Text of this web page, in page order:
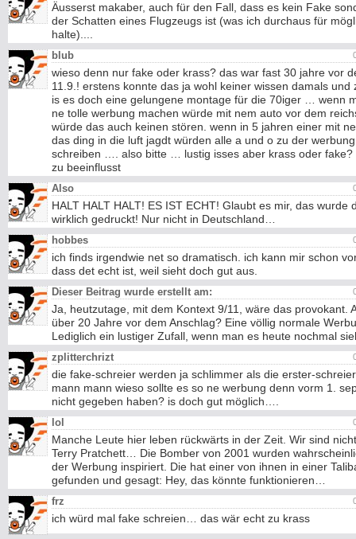
Äusserst makaber, auch für den Fall, dass es kein Fake
der Schatten eines Flugzeugs ist (was ich durchaus für
halte)....
blub
wieso denn nur fake oder krass? das war fast 30 jahre vor
11.9.! erstens konnte das ja wohl keiner wissen damals und
is es doch eine gelungene montage für die 70iger … wenn
ne tolle werbung machen würde mit nem auto vor dem
würde das auch keinen stören. wenn in 5 jahren einer mit
das ding in die luft jagdt würden alle a und o zu der werbung
schreiben …. also bitte … lustig isses aber krass oder fake?
zu beeinflusst
Also
HALT HALT HALT! ES IST ECHT! Glaubt es mir, das wurde
wirklich gedruckt! Nur nicht in Deutschland…
hobbes
ich finds irgendwie net so dramatisch. ich kann mir schon
dass det echt ist, weil sieht doch gut aus.
Dieser Beitrag wurde erstellt am:
Ja, heutzutage, mit dem Kontext 9/11, wäre das provokant.
über 20 Jahre vor dem Anschlag? Eine völlig normale
Lediglich ein lustiger Zufall, wenn man es heute nochmal
zplitterchrizt
die fake-schreier werden ja schlimmer als die erster-
mann mann wieso sollte es so ne werbung denn vorm 1.
nicht gegeben haben? is doch gut möglich….
lol
Manche Leute hier leben rückwärts in der Zeit. Wir sind
Terry Pratchett… Die Bomber von 2001 wurden
der Werbung inspiriert. Die hat einer von ihnen in einer
gefunden und gesagt: Hey, das könnte funktionieren…
frz
ich würd mal fake schreien… das wär echt zu krass